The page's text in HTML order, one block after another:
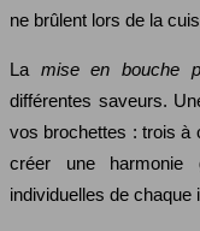
ne brûlent lors de la
La mise en bouche
différentes saveurs.
vos brochettes : trois à
créer une harmonie
individuelles de chaque